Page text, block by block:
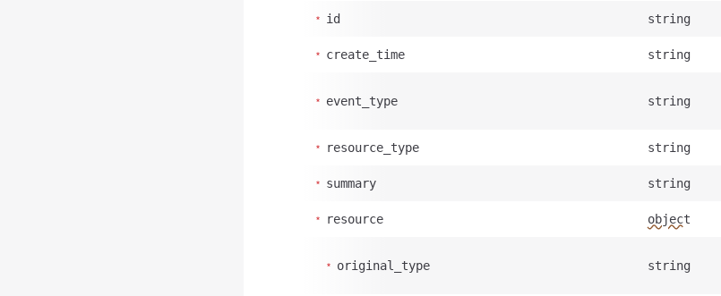
id string
create_time string
event_type string
resource_type string
summary string
resource object
original_type string